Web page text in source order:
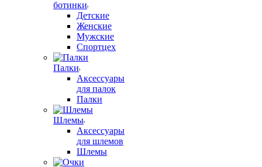
ботинки
Детские
Женские
Мужские
Спортцех
Палки
Аксессуары
для палок
Палки
Шлемы
Аксессуары
для шлемов
Шлемы